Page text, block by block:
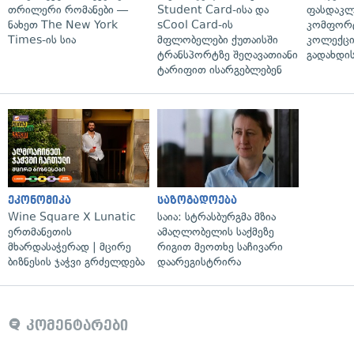
თრილერი რომანები —
ნახეთ The New York
Times-ის სია
Student Card-ისა და
sCool Card-ის
მფლობელები ქუთაისში
ტრანსპორტზე შეღავათიანი
ტარიფით ისარგებლებენ
ეკონომიკა
Wine Square X Lunatic
ერთმანეთის
მხარდასაჭერად | მცირე
ბიზნესის ჯაჭვი გრძელდება
საზოგადოება
საია: სტრასბურგმა მზია
ამაღლობელის საქმეზე
რიგით მეოთხე საჩივარი
დაარეგისტრირა
კომენტარები